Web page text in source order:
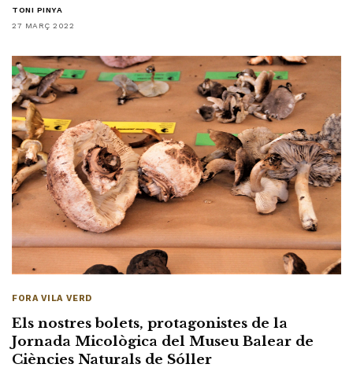
TONI PINYA
27 MARÇ 2022
FORA VILA VERD
Els nostres bolets, protagonistes de la
Jornada Micològica del Museu Balear de
Ciències Naturals de Sóller